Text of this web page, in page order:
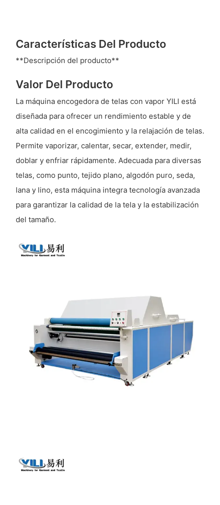
Características Del Producto
**Descripción del producto**
Valor Del Producto
La máquina encogedora de telas con vapor YILI está
diseñada para ofrecer un rendimiento estable y de
alta calidad en el encogimiento y la relajación de telas.
Permite vaporizar, calentar, secar, extender, medir,
doblar y enfriar rápidamente. Adecuada para diversas
telas, como punto, tejido plano, algodón puro, seda,
lana y lino, esta máquina integra tecnología avanzada
para garantizar la calidad de la tela y la estabilización
del tamaño.